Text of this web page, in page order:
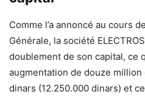
Comme l’a annoncé au cours
Générale, la société
doublement de son capital, ce
augmentation de douze
dinars (12.250.000 dinars) et